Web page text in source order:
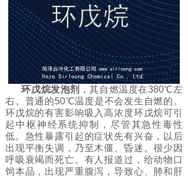
环戊烷发泡剂
，其自燃温度在380℃左
右。普通的50℃温度是不会发生自燃的。
环戊烷的有害影响吸入高浓度环戊烷可引
起中枢神经系统抑制，尽管其急性毒性
低。急性暴露引起的症状先有兴奋，以后
出现平衡失调，乃至木僵、昏迷。很少因
呼吸衰竭而死亡。有人报道过，给动物口
饲本品，出现严重腹泻，导致心、肺和肝